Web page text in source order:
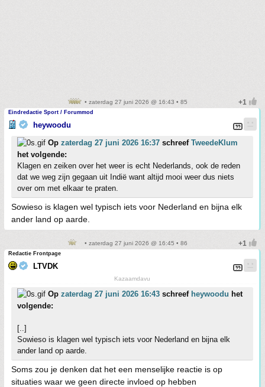
• zaterdag 27 juni 2026 @ 16:43 • 85
Eindredactie Sport / Forummod
heywoodu
Op zaterdag 27 juni 2026 16:37 schreef TweedeKlum
het volgende:
Klagen en zeiken over het weer is echt Nederlands, ook de reden
dat we weg zijn gegaan uit Indië want altijd mooi weer dus niets
over om met elkaar te praten.
Sowieso is klagen wel typisch iets voor Nederland en bijna elk
ander land op aarde.
• zaterdag 27 juni 2026 @ 16:45 • 86
Redactie Frontpage
LTVDK
Kazaamdavu
Op zaterdag 27 juni 2026 16:43 schreef heywoodu het
volgende:
[..]
Sowieso is klagen wel typisch iets voor Nederland en bijna elk
ander land op aarde.
Soms zou je denken dat het een menselijke reactie is op
situaties waar we geen directe invloed op hebben